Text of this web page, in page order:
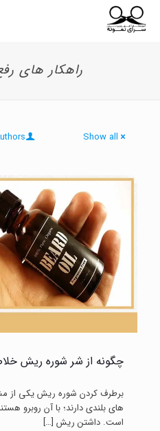
راهکار های
Show all
چگونه از شر شوره ریش
برطرف کردن شوره ریش یکی از
های بلندی دارند؛ با آن روبرو
است. داشتن ریش […]